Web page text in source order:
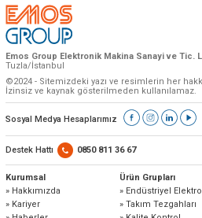
Bayi Başvuruları
Emos Group Elektronik Makina Sanayi ve Tic.
Tuzla/İstanbul
©2024 - Sitemizdeki yazı ve resimlerin her hakkı
İzinsiz ve kaynak gösterilmeden kullanılamaz.
Sosyal Medya Hesaplarımız
Destek Hattı 0850 811 36 67
Kurumsal
» Hakkımızda
» Kariyer
Ürün Grupları
» Endüstriyel
» Takım Tezgahları